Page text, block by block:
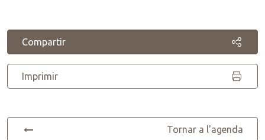
Compartir
Imprimir
Tornar a l'agenda